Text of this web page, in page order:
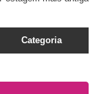
Categoria